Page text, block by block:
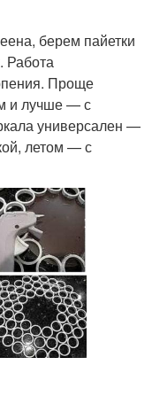
берем пайетки
Работа
Проще
и лучше — с
универсален —
летом — с